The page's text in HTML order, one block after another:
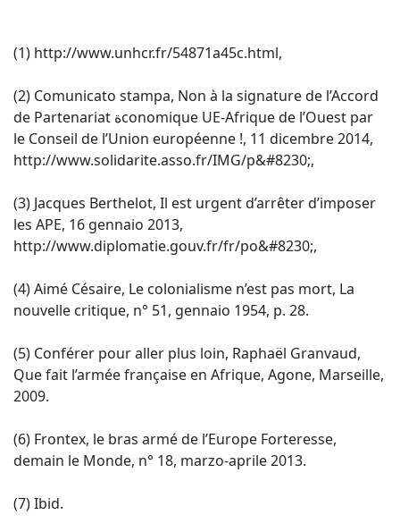
(1) http://www.unhcr.fr/54871a45c.html,
(2) Comunicato stampa, Non à la signature de l’Accord
de Partenariat ةconomique UE-Afrique de l’Ouest par
le Conseil de l’Union européenne !, 11 dicembre 2014,
http://www.solidarite.asso.fr/IMG/p&#8230;,
(3) Jacques Berthelot, Il est urgent d’arrêter d’imposer
les APE, 16 gennaio 2013,
http://www.diplomatie.gouv.fr/fr/po&#8230;,
(4) Aimé Césaire, Le colonialisme n’est pas mort, La
nouvelle critique, n° 51, gennaio 1954, p. 28.
(5) Conférer pour aller plus loin, Raphaël Granvaud,
Que fait l’armée française en Afrique, Agone, Marseille,
2009.
(6) Frontex, le bras armé de l’Europe Forteresse,
demain le Monde, n° 18, marzo-aprile 2013.
(7) Ibid.